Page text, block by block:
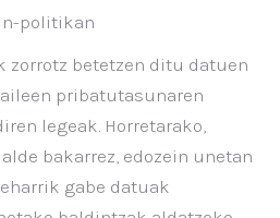
politikan
k zorrotz betetzen ditu datuen
pribatutasunaren
legeak. Horretarako,
bakarrez, edozein unetan
gabe datuak